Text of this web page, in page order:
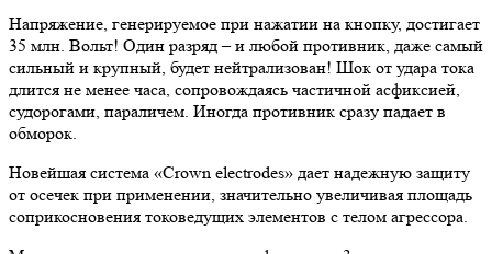
Напряжение, генерируемое при нажатии на кнопку, достигает
35 млн. Вольт! Один разряд – и любой противник, даже самый
сильный и крупный, будет нейтрализован! Шок от удара тока
длится не менее часа, сопровождаясь частичной асфиксией,
судорогами, параличем. Иногда противник сразу падает в
обморок.
Новейшая система «Crown electrodes» дает надежную защиту
от осечек при применении, значительно увеличивая площадь
соприкосновения токоведущих элементов с телом агрессора.